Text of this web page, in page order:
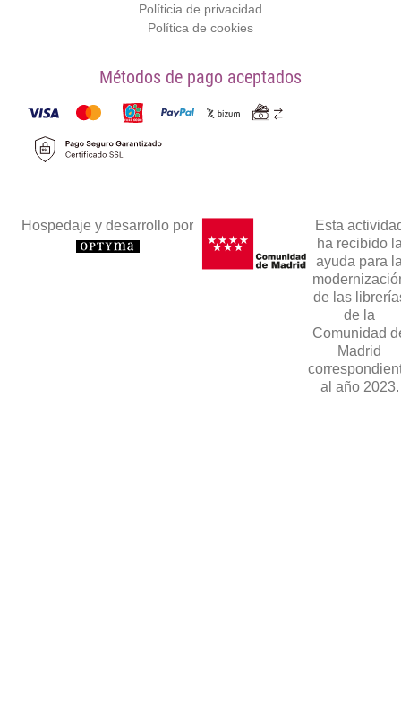
Políticia de privacidad
Política de cookies
Métodos de pago aceptados
Hospedaje y desarrollo por
Esta
ha recibido
ayuda para
de las
de la
Comunidad
Madrid
al año 2023.